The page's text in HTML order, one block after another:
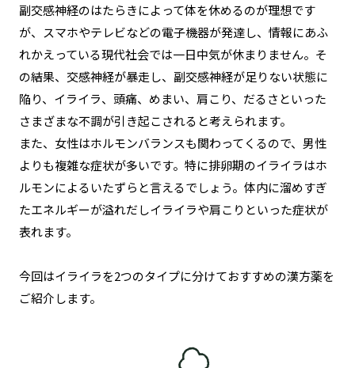
副交感神経のはたらきによって体を休めるのが理想です
が、スマホやテレビなどの電子機器が発達し、情報にあふ
れかえっている現代社会では一日中気が休まりません。そ
の結果、交感神経が暴走し、副交感神経が足りない状態に
陥り、イライラ、頭痛、めまい、肩こり、だるさといった
さまざまな不調が引き起こされると考えられます。
また、女性はホルモンバランスも関わってくるので、男性
よりも複雑な症状が多いです。特に排卵期のイライラはホ
ルモンによるいたずらと言えるでしょう。体内に溜めすぎ
たエネルギーが溢れだしイライラや肩こりといった症状が
表れます。
今回はイライラを2つのタイプに分けておすすめの漢方薬を
ご紹介します。